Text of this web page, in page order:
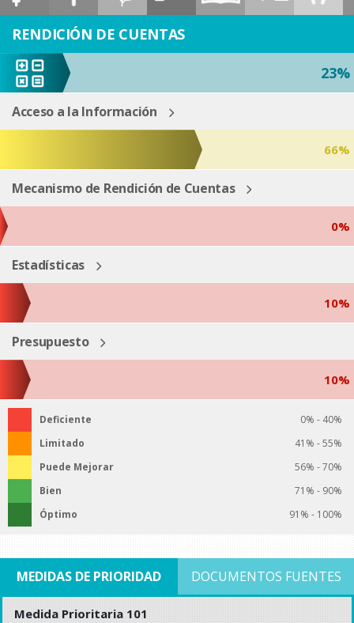
ESP ENG
RENDICIÓN DE CUENTAS
23%
Acceso a la Información
66%
Mecanismo de Rendición de Cuentas
0%
Estadísticas
10%
Presupuesto
10%
Deficiente
0% - 40%
Limitado
41% - 55%
Puede Mejorar
56% - 70%
Bien
71% - 90%
Óptimo
91% - 100%
MEDIDAS DE PRIORIDAD DOCUMENTOS FUENTES
Medida Prioritaria 101